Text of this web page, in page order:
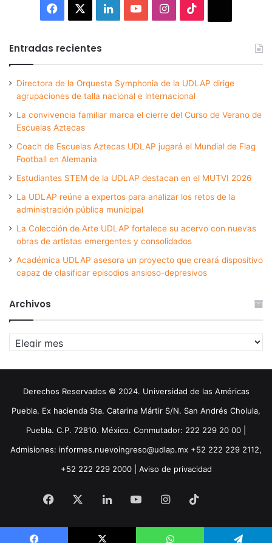
Facebook LinkedInYouTubeInstagram
Entradas recientes
Directora de la Orquesta Symphonia de la UDLAP dirige
agrupaciones de talla nacional e internacional
La convivencia familiar marca el cierre del Curso de Verano de
Escuelas Aztecas
Coach de Escuelas Aztecas UDLAP jugará el Mundial de Flag
Football en Alemania
Estudiantes STEM de la UDLAP destacan en el MUTVI 2026
La UDLAP reúne a expertos para analizar los retos de la
administración pública municipal
La Colección de Arte UDLAP fortalece su acervo con nuevas
obras de artistas emergentes y consolidados
Académica UDLAP asesora un proyecto que creará dispositivo
capaz de clasificar episodios ansioso-depresivos
Archivos
Archivos
Derechos Reservados © 2024. Universidad de las Américas
Puebla. Ex hacienda Sta. Catarina Mártir S/N. San Andrés Cholula,
Puebla. C.P. 72810. México. Conmutador: 222 229 20 00 |
Admisiones: informes.nuevoingreso@udlap.mx +52 222 229 2112,
+52 222 229 2000 | Aviso de privacidad
Facebook LinkedInYouTubeInstagram